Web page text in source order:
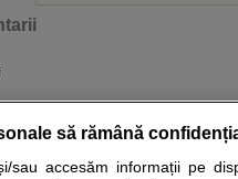
simptome Interpretare
să rămână
sau accesăm informații pe